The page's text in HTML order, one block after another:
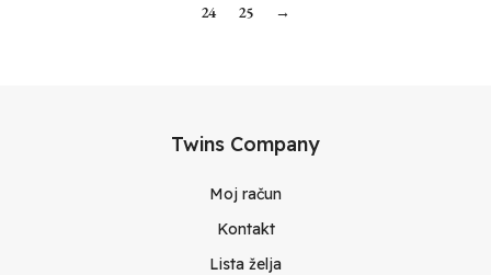
24
25 →
Twins Company
Moj račun
Kontakt
Lista želja